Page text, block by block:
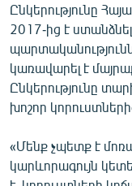
Ընկերությունը
2017-ից է
կառավարել է
Ընկերությունը
խոշոր
«Մենք չպետք է
կարևորագույն